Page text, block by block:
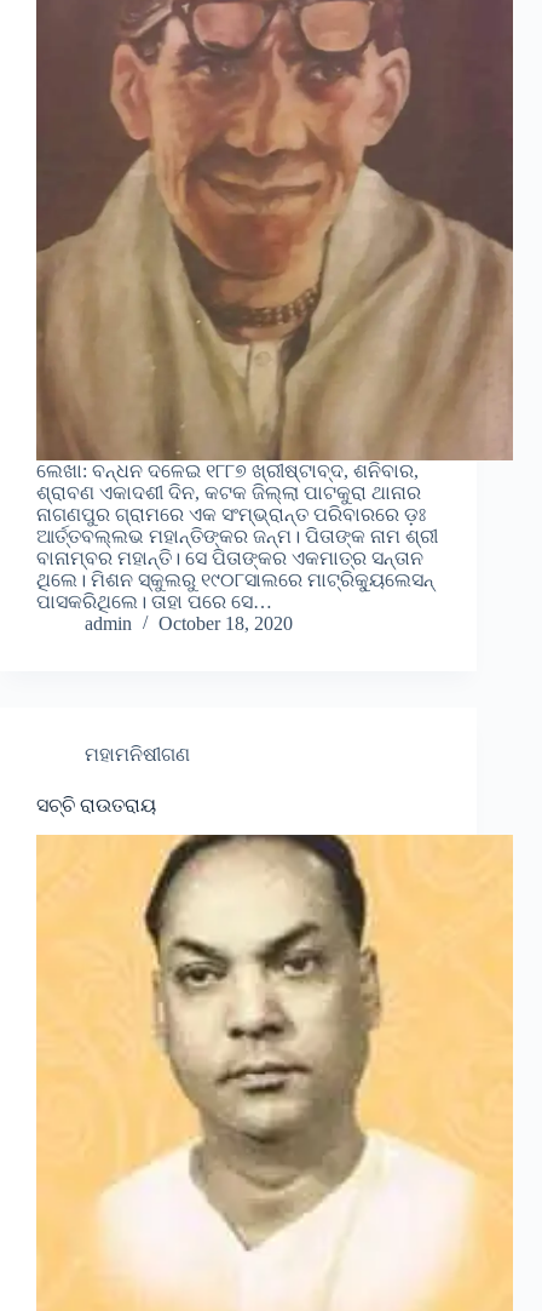
ଲେଖା: ବନ୍ଧନ ଦଳେଇ ୧୮୮୭ ଖ୍ରୀଷ୍ଟାବ୍ଦ, ଶନିବାର,
ଶ୍ରାବଣ ଏକାଦଶୀ ଦିନ, କଟକ ଜିଲ୍ଲା ପାଟକୁରା ଥାନାର
ନାଗଣପୁର ଗ୍ରାମରେ ଏକ ସଂମ୍ଭ୍ରାନ୍ତ ପରିବାରରେ ଡ଼ଃ
ଆର୍ତ୍ତବଲ୍ଲଭ ମହାନ୍ତିଙ୍କର ଜନ୍ମ। ପିତାଙ୍କ ନାମ ଶ୍ରୀ
ବାନାମ୍ବର ମହାନ୍ତି। ସେ ପିତାଙ୍କର ଏକମାତ୍ର ସନ୍ତାନ
ଥିଲେ। ମିଶନ ସ୍କୁଲରୁ ୧୯୦୮ସାଲରେ ମାଟ୍ରିକ୍ୟୁଲେସନ୍
ପାସକରିଥିଲେ। ତାହା ପରେ ସେ…
admin
October 18, 2020
ମହାମନିଷୀଗଣ
ସଚ୍ଚି ରାଉତରାୟ